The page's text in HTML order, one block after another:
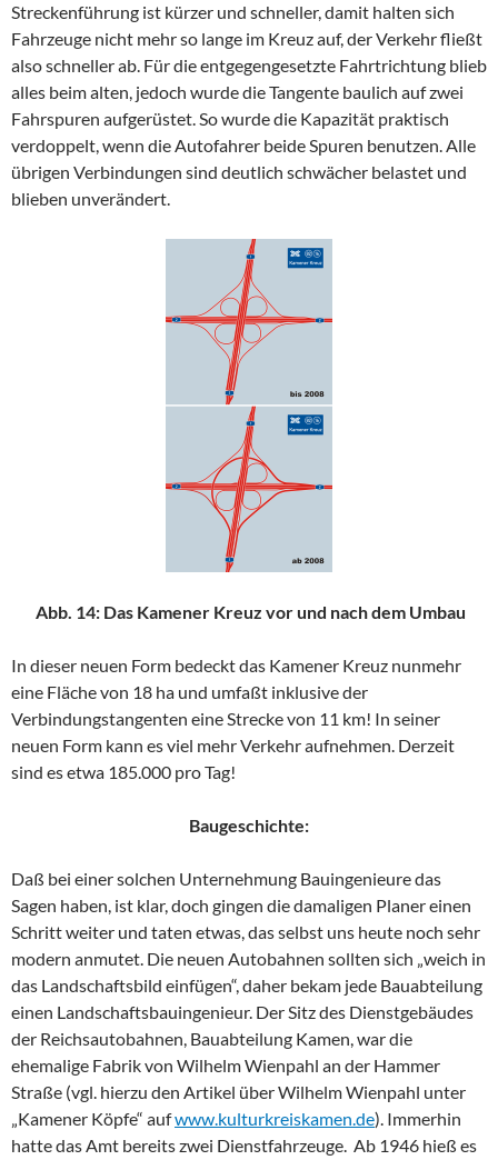
Streckenführung ist kürzer und schneller, damit halten sich
Fahrzeuge nicht mehr so lange im Kreuz auf, der Verkehr fließt
also schneller ab. Für die entgegengesetzte Fahrtrichtung blieb
alles beim alten, jedoch wurde die Tangente baulich auf zwei
Fahrspuren aufgerüstet. So wurde die Kapazität praktisch
verdoppelt, wenn die Autofahrer beide Spuren benutzen. Alle
übrigen Verbindungen sind deutlich schwächer belastet und
blieben unverändert.
Abb. 14: Das Kamener Kreuz vor und nach dem Umbau
In dieser neuen Form bedeckt das Kamener Kreuz nunmehr
eine Fläche von 18 ha und umfaßt inklusive der
Verbindungstangenten eine Strecke von 11 km! In seiner
neuen Form kann es viel mehr Verkehr aufnehmen. Derzeit
sind es etwa 185.000 pro Tag!
Baugeschichte:
Daß bei einer solchen Unternehmung Bauingenieure das
Sagen haben, ist klar, doch gingen die damaligen Planer einen
Schritt weiter und taten etwas, das selbst uns heute noch sehr
modern anmutet. Die neuen Autobahnen sollten sich „weich in
das Landschaftsbild einfügen“, daher bekam jede Bauabteilung
einen Landschaftsbauingenieur. Der Sitz des Dienstgebäudes
der Reichsautobahnen, Bauabteilung Kamen, war die
ehemalige Fabrik von Wilhelm Wienpahl an der Hammer
Straße (vgl. hierzu den Artikel über Wilhelm Wienpahl unter
„Kamener Köpfe“ aufwww.kulturkreiskamen.de). Immerhin
hatte das Amt bereits zwei Dienstfahrzeuge. Ab 1946 hieß es